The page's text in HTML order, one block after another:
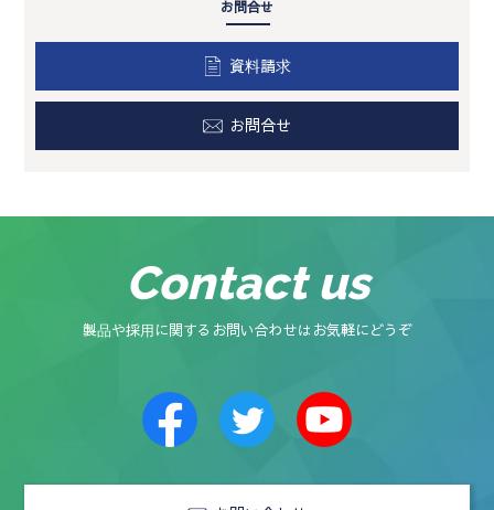
お問合せ
資料請求
お問合せ
Contact us
製品や採用に関するお問い合わせはお気軽にどうぞ